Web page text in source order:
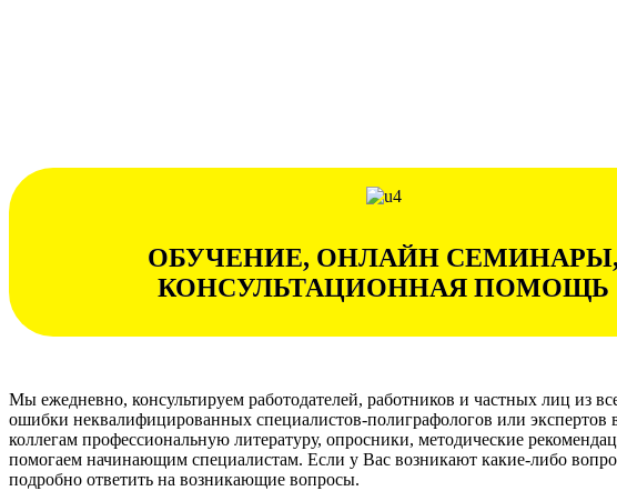
ОБУЧЕНИЕ, ОНЛАЙН СЕМИНАРЫ,
КОНСУЛЬТАЦИОННАЯ ПОМОЩЬ
Мы ежедневно, консультируем работодателей, работников и частных лиц из
ошибки неквалифицированных специалистов-полиграфологов или
коллегам профессиональную литературу, опросники, методические
помогаем начинающим специалистам. Если у Вас возникают какие-либо
подробно ответить на возникающие вопросы.